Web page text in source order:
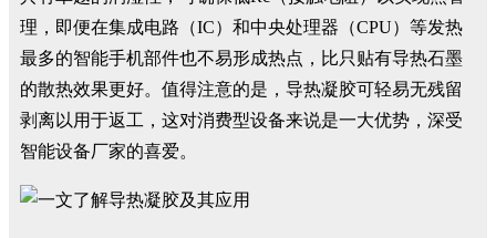
理，即便在集成电路（IC）和中央处理器（CPU）等发热
最多的智能手机部件也不易形成热点，比只贴有导热石墨
的散热效果更好。值得注意的是，导热凝胶可轻易无残留
剥离以用于返工，这对消费型设备来说是一大优势，深受
智能设备厂家的喜爱。